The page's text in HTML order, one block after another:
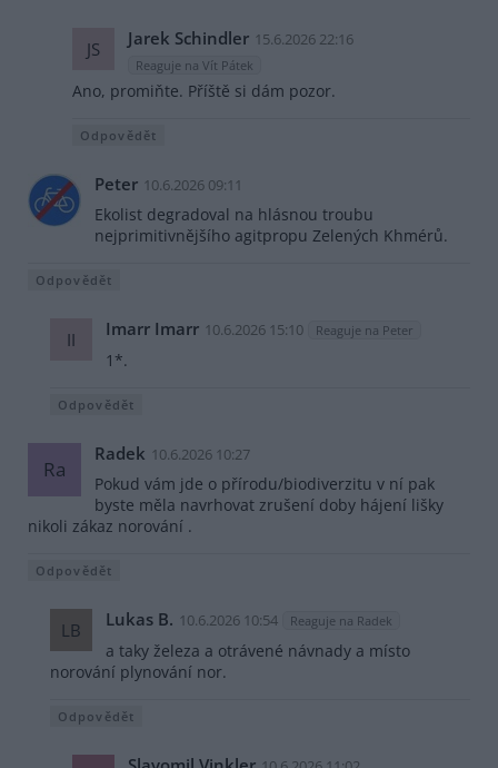
JS Jarek Schindler 15.6.2026 22:16
Reaguje na Vít Pátek
Ano, promiňte. Příště si dám pozor.
Odpovědět
Peter 10.6.2026 09:11
Ekolist degradoval na hlásnou troubu
nejprimitivnějšího agitpropu Zelených Khmérů.
Odpovědět
II Imarr Imarr 10.6.2026 15:10 Reaguje na Peter
1*.
Odpovědět
Ra
Radek 10.6.2026 10:27
Pokud vám jde o přírodu/biodiverzitu v ní pak
byste měla navrhovat zrušení doby hájení lišky
nikoli zákaz norování .
Odpovědět
LB Lukas B. 10.6.2026 10:54 Reaguje na Radek
a taky železa a otrávené návnady a místo
norování plynování nor.
Odpovědět